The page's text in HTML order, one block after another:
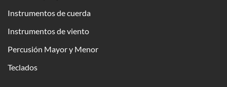
Instrumentos de cuerda
Instrumentos de viento
Percusión Mayor y Menor
Teclados